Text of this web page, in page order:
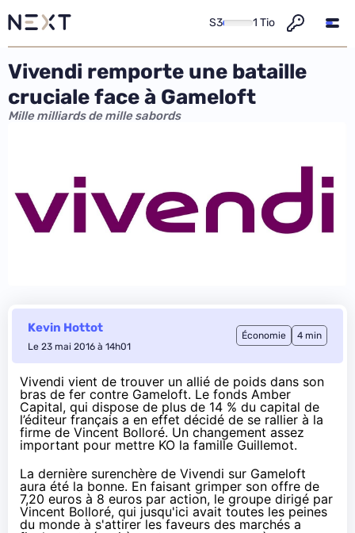
S3 1 Tio
Vivendi remporte une bataille
cruciale face à Gameloft
Mille milliards de mille sabords
Kevin Hottot
Le 23 mai 2016 à 14h01
Économie 4 min
Vivendi vient de trouver un allié de poids dans son
bras de fer contre Gameloft. Le fonds Amber
Capital, qui dispose de plus de 14 % du capital de
l’éditeur français a en effet décidé de se rallier à la
firme de Vincent Bolloré. Un changement assez
important pour mettre KO la famille Guillemot.
La dernière surenchère de Vivendi sur Gameloft
aura été la bonne. En faisant grimper son offre de
7,20 euros à 8 euros par action, le groupe dirigé par
Vincent Bolloré, qui jusqu'ici avait toutes les peines
du monde à s'attirer les faveurs des marchés a